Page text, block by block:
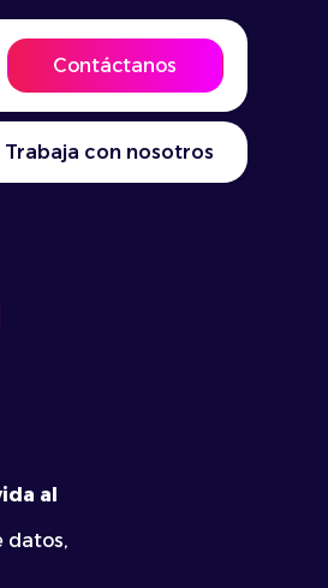
Contáctanos
Trabaja con nosotros
al
datos,